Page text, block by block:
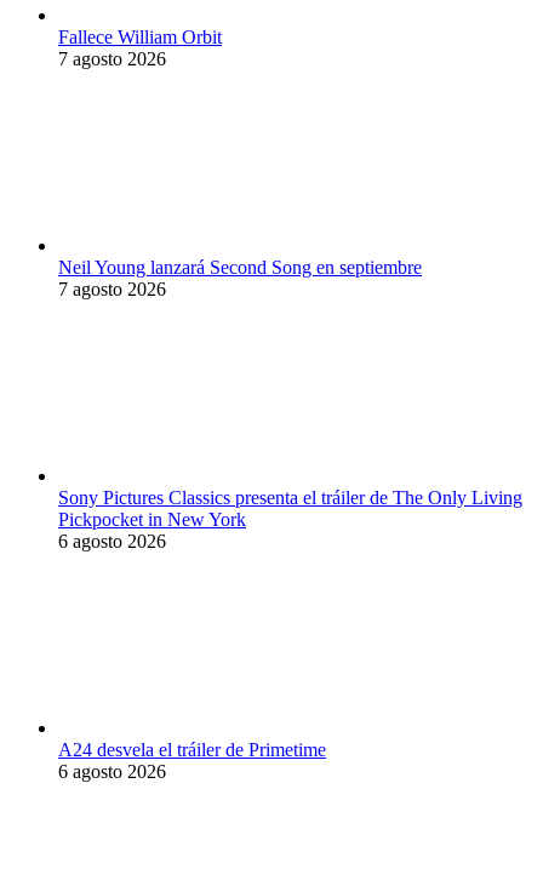
Fallece William Orbit
7 agosto 2026
Neil Young lanzará Second Song en septiembre
7 agosto 2026
Sony Pictures Classics presenta el tráiler de The Only Living
Pickpocket in New York
6 agosto 2026
A24 desvela el tráiler de Primetime
6 agosto 2026